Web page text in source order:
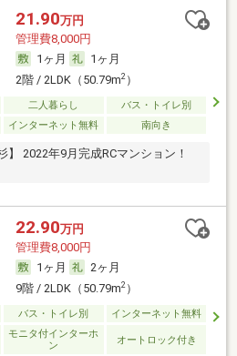
21.90万円
管理費8,000円
1ヶ月
1ヶ月
2階 / 2LDK（50.79m2）
二人暮らし
バス・トイレ別
インターネット無料 南向き
】 2022年9月完成RCマンション！
22.90万円
管理費8,000円
1ヶ月
2ヶ月
9階 / 2LDK（50.79m2）
バス・トイレ別 インターネット無料
モニタ付インターホ
ン
オートロック付き